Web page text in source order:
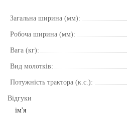
Загальна ширина (мм):
Робоча ширина (мм):
Вага (кг):
Вид молотків:
Потужність трактора (к.с.):
Відгуки
ім'я